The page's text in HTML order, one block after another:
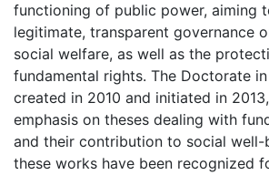
functioning of public power, aiming
legitimate, transparent governance
social welfare, as well as the
fundamental rights. The Doctorate
created in 2010 and initiated in
emphasis on theses dealing with
and their contribution to social well-
these works have been recognized